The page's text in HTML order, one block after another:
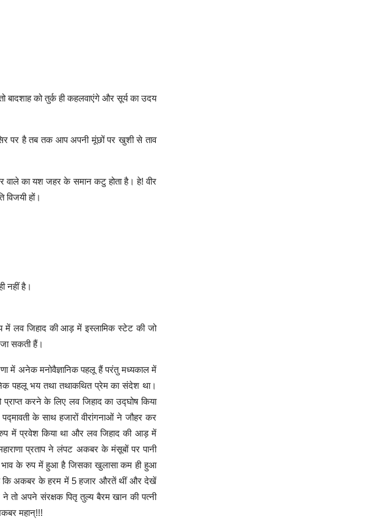
को तुर्क ही कहलवाएंगे और सूर्य का उदय
पर है तब तक आप अपनी मूंछों पर खुशी से ताव
वाले का यश जहर के समान कटु होता है। हे! वीर
विजयी हों।
नहीं है।
में लव जिहाद की आड़ में इस्लामिक स्टेट की जो
सकती हैं।
में अनेक मनोवैज्ञानिक पहलू हैं परंतु मध्यकाल में
पहलू भय तथा तथाकथित प्रेम का संदेश था।
करने के लिए लव जिहाद का उद्घोष किया
के साथ हजारों वीरांगनाओं ने जौहर कर
रुप में प्रवेश किया था और लव जिहाद की आड़ में
प्रताप ने लंपट अकबर के मंसूबों पर पानी
भाव के रुप में हुआ है जिसका खुलासा कम ही हुआ
कि अकबर के हरम में 5 हजार औरतें थीं और देखें
तो अपने संरक्षक पितृ तुल्य बैरम खान की पत्नी
महान्!!!